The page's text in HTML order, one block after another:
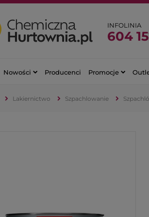
INFOLINIA
604
Nowości Producenci Promocje
Lakiernictwo Szpachlowanie